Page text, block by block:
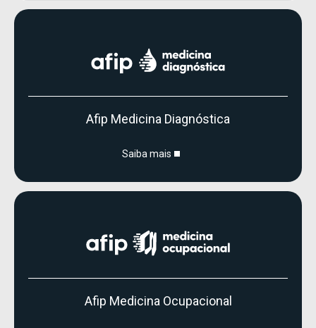
Afip Medicina Diagnóstica
Saiba mais
Afip Medicina Ocupacional